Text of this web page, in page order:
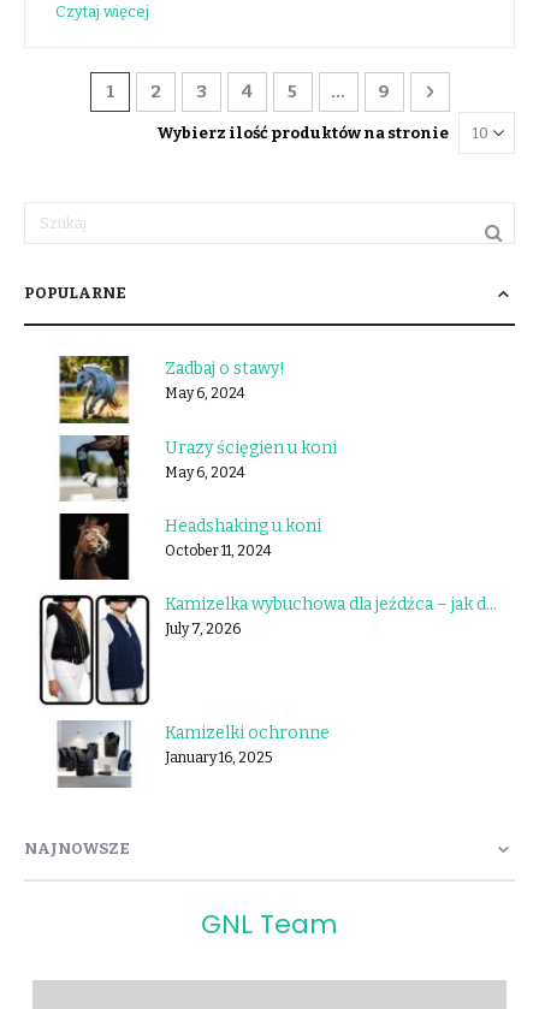
Czytaj więcej
Strona
Aktualnie czytasz stronę
1 Strona
2 Strona
3 Strona
4 Strona
5 ... Strona
9 Strona
Dalej
Wybierz ilość produktów na stronie
POPULARNE
Zadbaj o stawy!
May 6, 2024
Urazy ścięgien u koni
May 6, 2024
Headshaking u koni
October 11, 2024
Kamizelka wybuchowa dla jeźdźca – jak działa i którą wybrać?
July 7, 2026
Kamizelki ochronne
January 16, 2025
NAJNOWSZE
GNL Team